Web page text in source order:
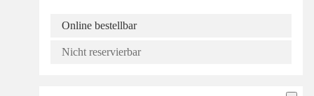
Online bestellbar
Nicht reservierbar